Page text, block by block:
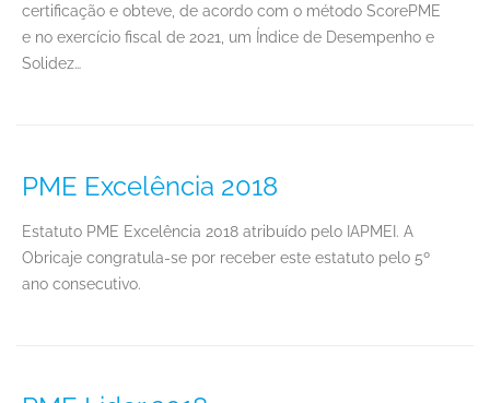
certificação e obteve, de acordo com o método ScorePME
e no exercício fiscal de 2021, um Índice de Desempenho e
Solidez…
PME Excelência 2018
Estatuto PME Excelência 2018 atribuído pelo IAPMEI. A
Obricaje congratula-se por receber este estatuto pelo 5º
ano consecutivo.